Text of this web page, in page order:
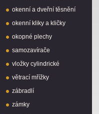
okenní a dveřní těsnění
okenní kliky a kličky
okopné plechy
samozavírače
vložky cylindrické
větrací mřížky
zábradlí
zámky